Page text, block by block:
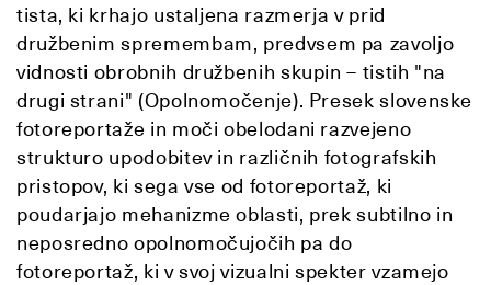
tista, ki krhajo ustaljena razmerja v prid
družbenim spremembam, predvsem pa zavoljo
vidnosti obrobnih družbenih skupin – tistih "na
drugi strani" (Opolnomočenje). Presek slovenske
fotoreportaže in moči obelodani razvejeno
strukturo upodobitev in različnih fotografskih
pristopov, ki sega vse od fotoreportaž, ki
poudarjajo mehanizme oblasti, prek subtilno in
neposredno opolnomočujočih pa do
fotoreportaž, ki v svoj vizualni spekter vzamejo